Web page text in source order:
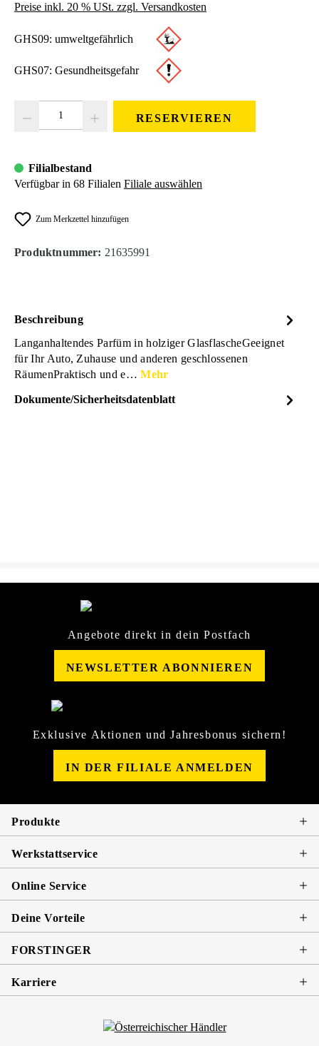
Preise inkl. 20 % USt. zzgl. Versandkosten
GHS09: umweltgefährlich
GHS07: Gesundheitsgefahr
RESERVIEREN
Filialbestand
Verfügbar in 68 Filialen Filiale auswählen
Zum Merkzettel hinzufügen
Produktnummer: 21635991
Beschreibung
Langanhaltendes Parfüm in holziger GlasflascheGeeignet
für Ihr Auto, Zuhause und anderen geschlossenen
RäumenPraktisch und e…Mehr
Dokumente/Sicherheitsdatenblatt
Angebote direkt in dein Postfach
NEWSLETTER ABONNIEREN
Exklusive Aktionen und Jahresbonus sichern!
IN DER FILIALE ANMELDEN
Produkte
Werkstattservice
Online Service
Deine Vorteile
FORSTINGER
Karriere